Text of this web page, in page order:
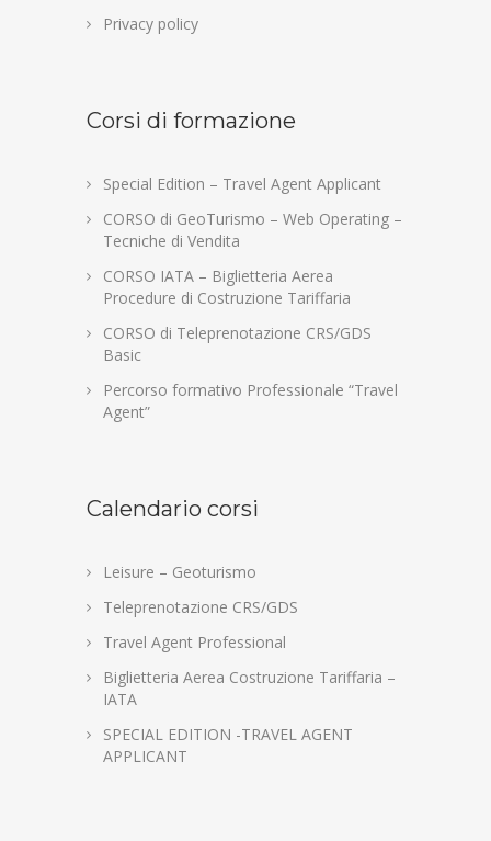
Privacy policy
Corsi di formazione
Special Edition – Travel Agent Applicant
CORSO di GeoTurismo – Web Operating –
Tecniche di Vendita
CORSO IATA – Biglietteria Aerea
Procedure di Costruzione Tariffaria
CORSO di Teleprenotazione CRS/GDS
Basic
Percorso formativo Professionale “Travel
Agent”
Calendario corsi
Leisure – Geoturismo
Teleprenotazione CRS/GDS
Travel Agent Professional
Biglietteria Aerea Costruzione Tariffaria –
IATA
SPECIAL EDITION -TRAVEL AGENT
APPLICANT